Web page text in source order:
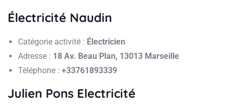
Électricité Naudin
Catégorie activité : Électricien
Adresse : 18 Av. Beau Plan, 13013 Marseille
Téléphone : +33761893339
Julien Pons Electricité